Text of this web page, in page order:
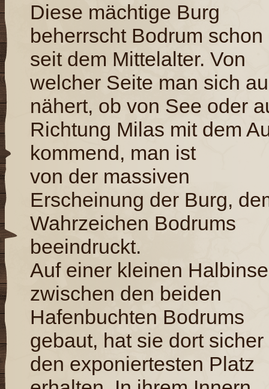
Diese mächtige Burg
beherrscht Bodrum schon
seit dem Mittelalter. Von
welcher Seite man sich
nähert, ob von See oder
Richtung Milas mit dem
kommend, man ist
von der massiven
Erscheinung der Burg,
Wahrzeichen Bodrums
beeindruckt.
Auf einer kleinen
zwischen den beiden
Hafenbuchten Bodrums
gebaut, hat sie dort sicher
den exponiertesten Platz